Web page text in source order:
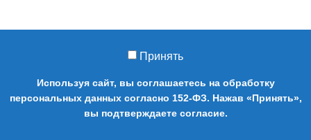
Принять
Используя сайт, вы соглашаетесь на обработку
персональных данных согласно 152-ФЗ. Нажав «Принять»,
вы подтверждаете согласие.